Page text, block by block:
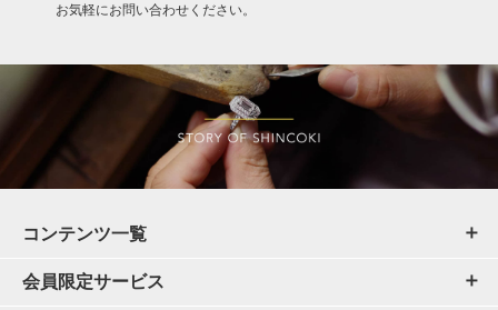
お気軽にお問い合わせください。
コンテンツ一覧
会員限定サービス